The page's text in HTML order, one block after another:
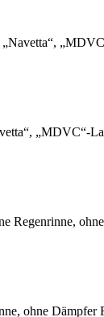
„MDVC“-
Regenrinne,
ohne